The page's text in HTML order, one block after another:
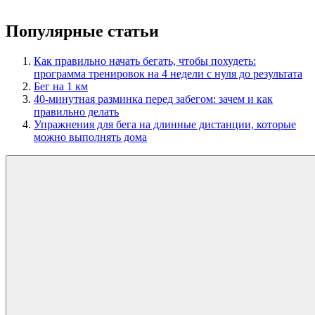
Популярные статьи
Как правильно начать бегать, чтобы похудеть:
программа тренировок на 4 недели с нуля до результата
Бег на 1 км
40-минутная разминка перед забегом: зачем и как
правильно делать
Упражнения для бега на длинные дистанции, которые
можно выполнять дома